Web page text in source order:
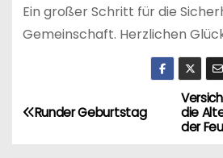
Ein großer Schritt für die
Gemeinschaft. Herzlichen
B
die
der
Runder Geburtstag